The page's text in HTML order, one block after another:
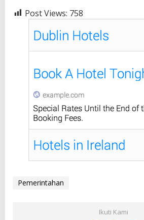
Post Views: 758
Pemerintahan
Ikuti Kami